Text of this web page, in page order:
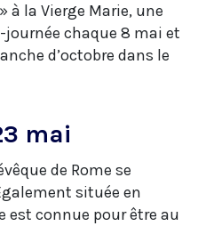
à la Vierge Marie, une
journée chaque 8 mai et
d’octobre dans le
mai
de Rome se
située en
est connue pour être au